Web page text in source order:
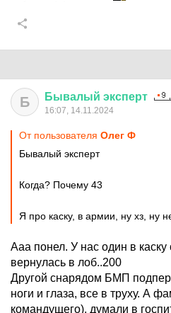
Б Бывалый эксперт
16:07, 14.11.2024
От пользователя Олег Ф
Бывалый эксперт
Когда? Почему 43
Я про каску, в армии, ну хз, ну
Ааа понел. У нас один в каску
вернулась в лоб..200
Другой снарядом БМП
ноги и глаза, все в труху. А
командущего), думали в